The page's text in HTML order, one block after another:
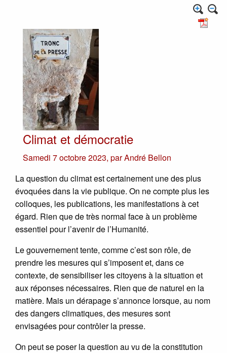
Climat et démocratie
Samedi 7 octobre 2023, parAndré Bellon
La question du climat est certainement une des plus
évoquées dans la vie publique. On ne compte plus les
colloques, les publications, les manifestations à cet
égard. Rien que de très normal face à un problème
essentiel pour l’avenir de l’Humanité.
Le gouvernement tente, comme c’est son rôle, de
prendre les mesures qui s’imposent et, dans ce
contexte, de sensibiliser les citoyens à la situation et
aux réponses nécessaires. Rien que de naturel en la
matière. Mais un dérapage s’annonce lorsque, au nom
des dangers climatiques, des mesures sont
envisagées pour contrôler la presse.
On peut se poser la question au vu de la constitution